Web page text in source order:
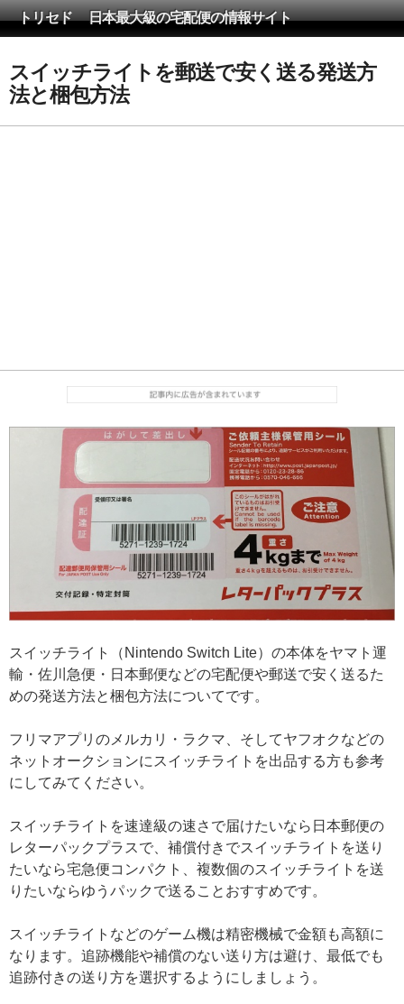
トリセド 日本最大級の宅配便の情報サイト
スイッチライトを郵送で安く送る発送方
法と梱包方法
スイッチライト（Nintendo Switch Lite）の本体をヤマト運
輸・佐川急便・日本郵便などの宅配便や郵送で安く送るた
めの発送方法と梱包方法についてです。
フリマアプリのメルカリ・ラクマ、そしてヤフオクなどの
ネットオークションにスイッチライトを出品する方も参考
にしてみてください。
スイッチライトを速達級の速さで届けたいなら日本郵便の
レターパックプラスで、補償付きでスイッチライトを送り
たいなら宅急便コンパクト、複数個のスイッチライトを送
りたいならゆうパックで送ることおすすめです。
スイッチライトなどのゲーム機は精密機械で金額も高額に
なります。追跡機能や補償のない送り方は避け、最低でも
追跡付きの送り方を選択するようにしましょう。